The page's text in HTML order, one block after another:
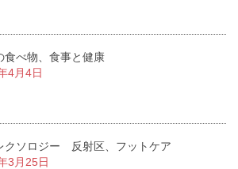
食べ物、食事と健康
4月4日
クソロジー 反射区、フットケア
3月25日